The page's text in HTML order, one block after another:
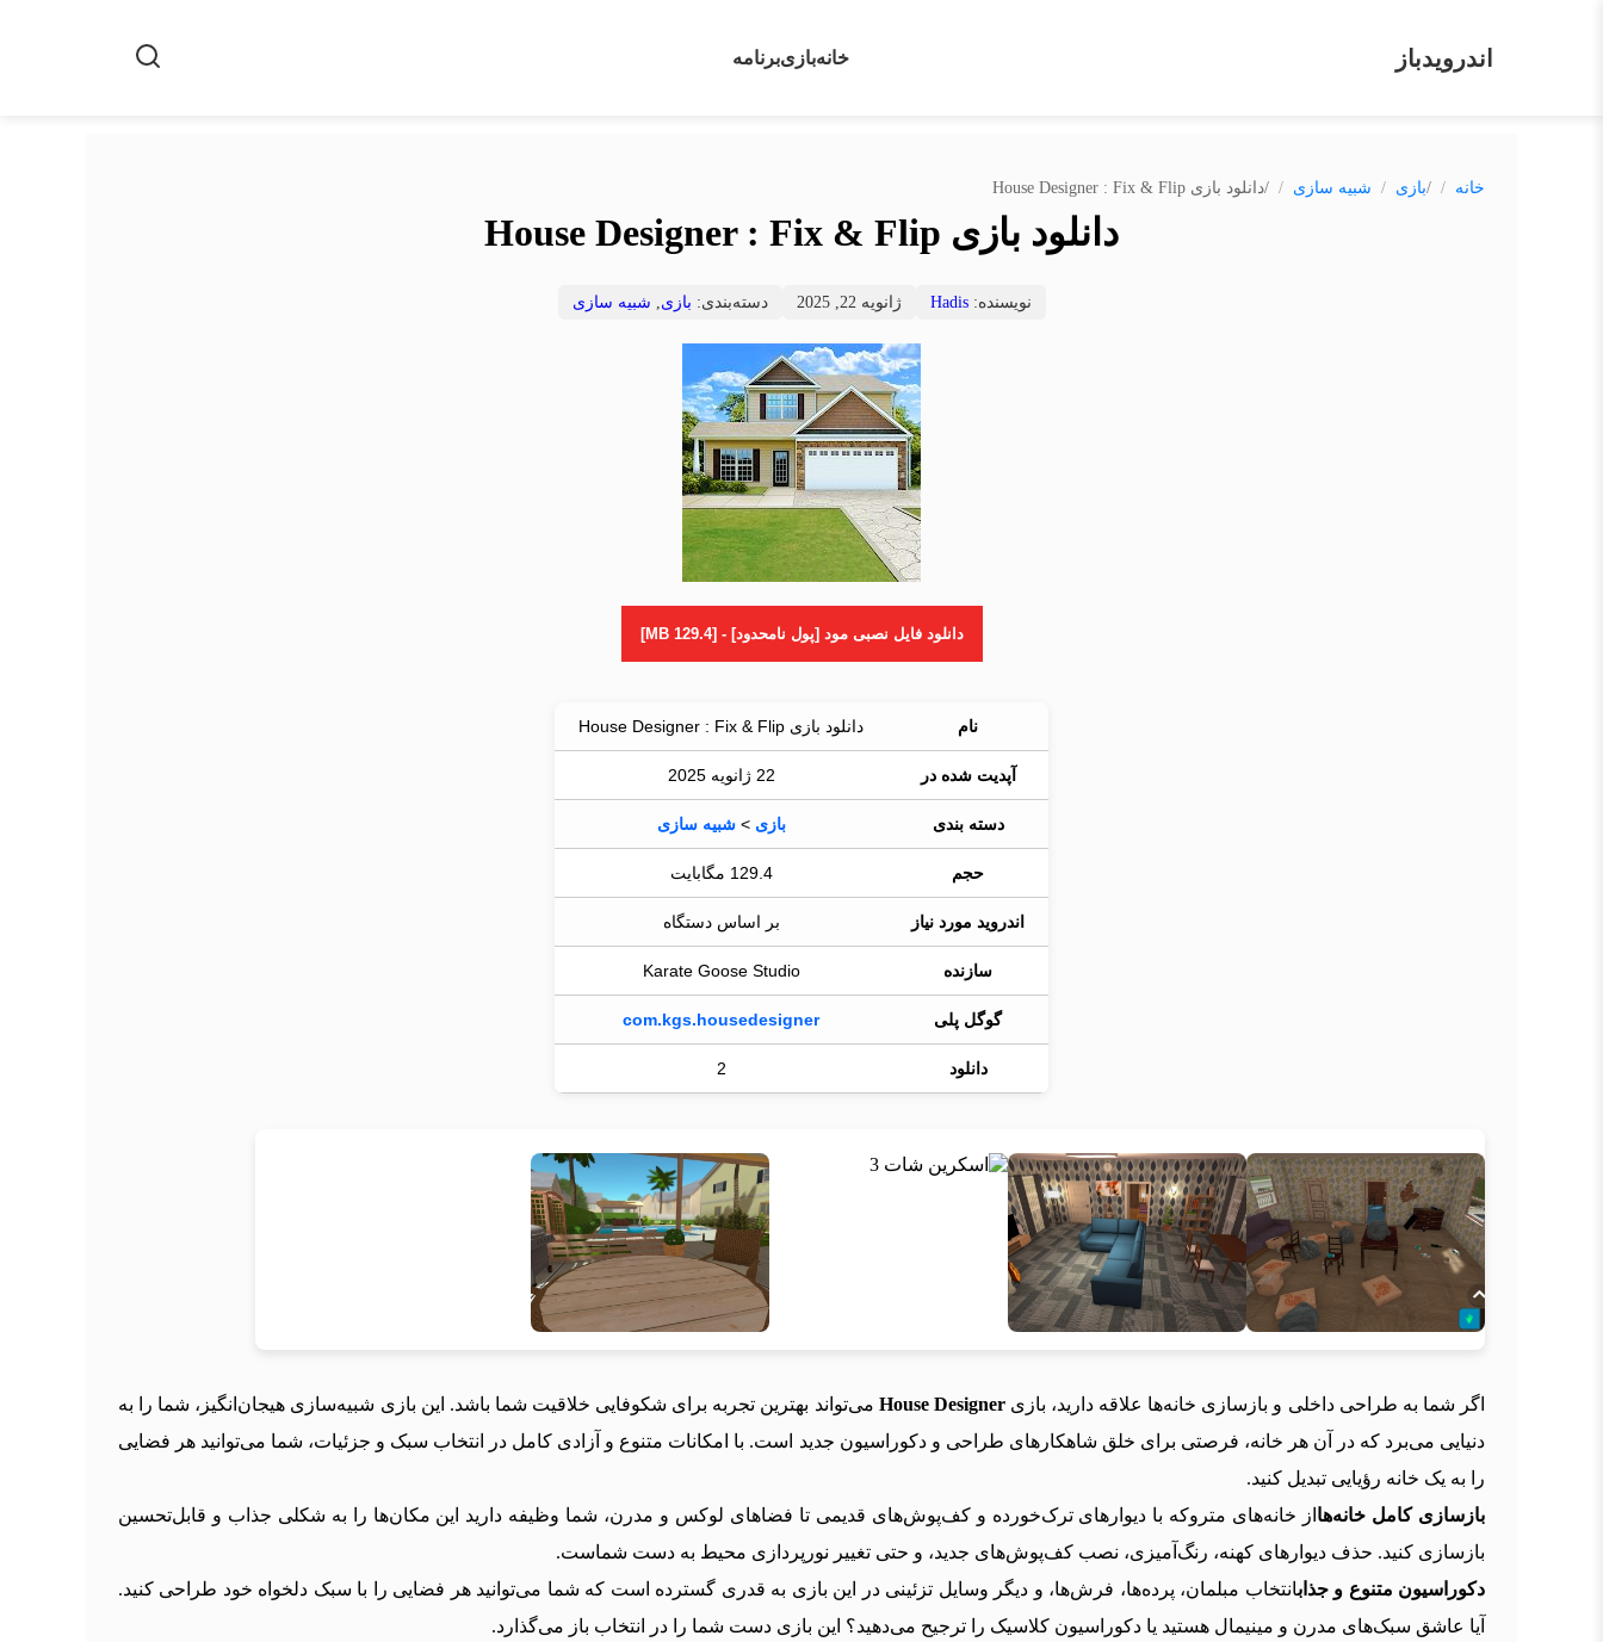
اندرویدباز خانهبازیبرنامه
خانه /بازی شبیه سازی /دانلود بازی House Designer : Fix & Flip
دانلود بازی House Designer : Fix & Flip
نویسنده:Hadis ژانویه 22, 2025 دسته‌بندی: بازی, شبیه سازی
دانلود فایل نصبی مود [پول نامحدود] - [129.4 MB]
نام دانلود بازی House Designer : Fix & Flip
آپدیت شده در 22 ژانویه 2025
دسته بندی بازی >شبیه سازی
حجم 129.4 مگابایت
اندروید مورد نیاز بر اساس دستگاه
سازنده Karate Goose Studio
گوگل پلی com.kgs.housedesigner
دانلود 2
اگر شما به طراحی داخلی و بازسازی خانه‌ها علاقه دارید، بازیHouse Designer می‌تواند بهترین تجربه برای شکوفایی خلاقیت شما باشد. این بازی شبیه‌سازی هیجان‌انگیز، شما را به
دنیایی می‌برد که در آن هر خانه، فرصتی برای خلق شاهکارهای طراحی و دکوراسیون جدید است. با امکانات متنوع و آزادی کامل در انتخاب سبک و جزئیات، شما می‌توانید هر فضایی
را به یک خانه رؤیایی تبدیل کنید.
بازسازی کامل خانه‌ها از خانه‌های متروکه با دیوارهای ترک‌خورده و کف‌پوش‌های قدیمی تا فضاهای لوکس و مدرن، شما وظیفه دارید این مکان‌ها را به شکلی جذاب و قابل‌تحسین
بازسازی کنید. حذف دیوارهای کهنه، رنگ‌آمیزی، نصب کف‌پوش‌های جدید، و حتی تغییر نورپردازی محیط به دست شماست.
دکوراسیون متنوع و جذابانتخاب مبلمان، پرده‌ها، فرش‌ها، و دیگر وسایل تزئینی در این بازی به قدری گسترده است که شما می‌توانید هر فضایی را با سبک دلخواه خود طراحی کنید.
آیا عاشق سبک‌های مدرن و مینیمال هستید یا دکوراسیون کلاسیک را ترجیح می‌دهید؟ این بازی دست شما را در انتخاب باز می‌گذارد.